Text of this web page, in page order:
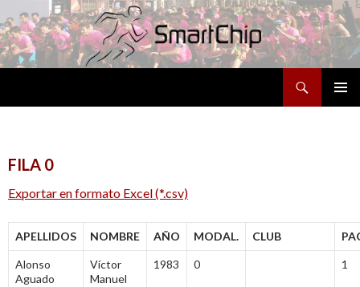
FILA 0
Exportar en formato Excel (*.csv)
APELLIDOS NOMBRE AÑO MODAL. CLUB
Alonso
Aguado
Víctor
Manuel
1983 0 1